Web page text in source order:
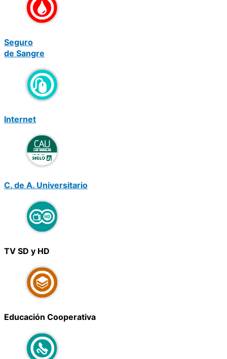
Seguro
de Sangre
Internet
C. de A. Universitario
TV SD y HD
Educación Cooperativa